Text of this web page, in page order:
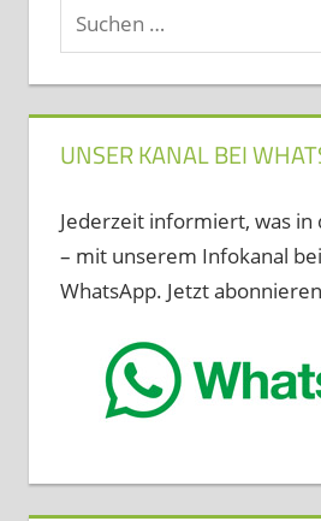
Suchen
nach:
UNSER KANAL BEI
Jederzeit informiert, was in
– mit unserem Infokanal
WhatsApp. Jetzt